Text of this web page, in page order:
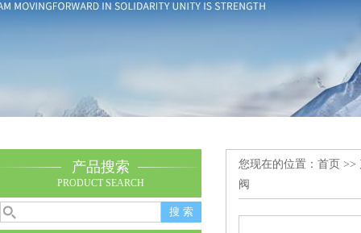
产品搜索
PRODUCT SEARCH
您现在的位置： 首页 >>
阀